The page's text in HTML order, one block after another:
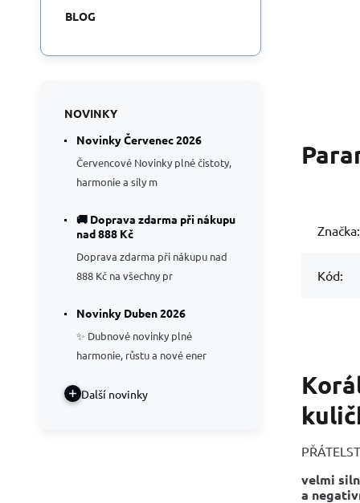
Značka:
Kód:
velmi
a
BLOG
NOVINKY
Novinky Červenec 2026
Červencové Novinky plné čistoty,
harmonie a síly m
🚚 Doprava zdarma při nákupu
nad 888 Kč
Doprava zdarma při nákupu nad
888 Kč na všechny pr
Novinky Duben 2026
✨ Dubnové novinky plné
harmonie, růstu a nové ener
Další novinky